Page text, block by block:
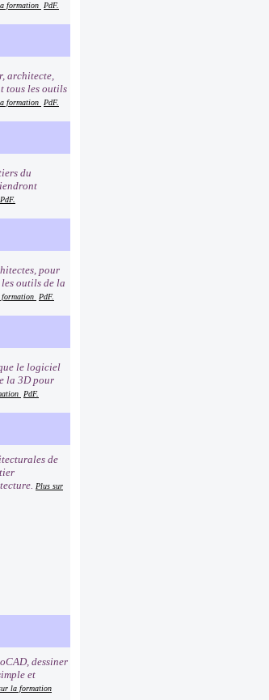
formation PdF.
architecte,
tous les outils
formation PdF.
du
PdF.
pour
outils de la
formation PdF.
le logiciel
la 3D pour
PdF.
de
Plus sur
dessiner
et
la formation